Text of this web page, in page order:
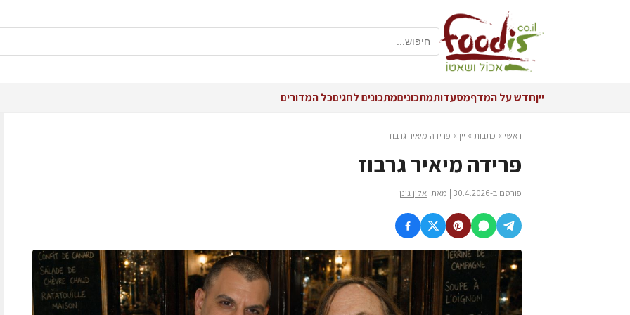
ייןחדש על המדףמסעדותמתכוניםמתכונים לחגיםכל המדורים
ראשי » כתבות » יין » פרידה מיאיר גרבוז
פרידה מיאיר גרבוז
פורסם ב-30.4.2026 | מאת: אלון גונן